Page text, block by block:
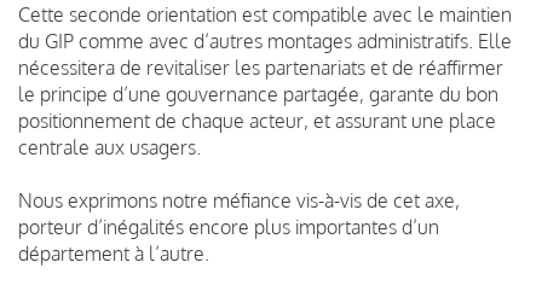
Cette seconde orientation est compatible avec le maintien
du GIP comme avec d’autres montages administratifs. Elle
nécessitera de revitaliser les partenariats et de réaffirmer
le principe d’une gouvernance partagée, garante du bon
positionnement de chaque acteur, et assurant une place
centrale aux usagers.
Nous exprimons notre méfiance vis-à-vis de cet axe,
porteur d’inégalités encore plus importantes d’un
département à l’autre.